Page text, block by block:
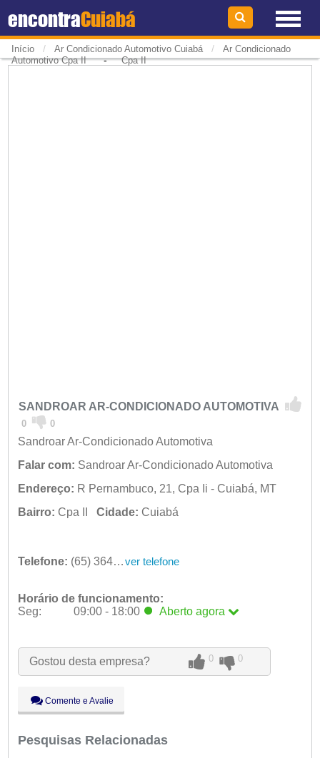
encontraCuiabá
Início / Ar Condicionado Automotivo Cuiabá / Ar Condicionado
Automotivo Cpa II-Cpa II
SANDROAR AR-CONDICIONADO AUTOMOTIVA
0 0
Sandroar Ar-Condicionado Automotiva
Falar com: Sandroar Ar-Condicionado Automotiva
Endereço: R Pernambuco, 21, Cpa Ii - Cuiabá, MT
Bairro: Cpa II Cidade: Cuiabá
Telefone: (65) 3641-4895 ver telefone
Horário de funcionamento:
Seg:
09:00 - 18:00 Aberto agora
Ter:
09:00 - 18:00
Qua:
09:00 - 18:00
Sex:
09:00 - 18:00
Sáb:
Fechado
Dom:
Fechado
Gostou desta empresa? 0 0
Comente e Avalie
Pesquisas Relacionadas